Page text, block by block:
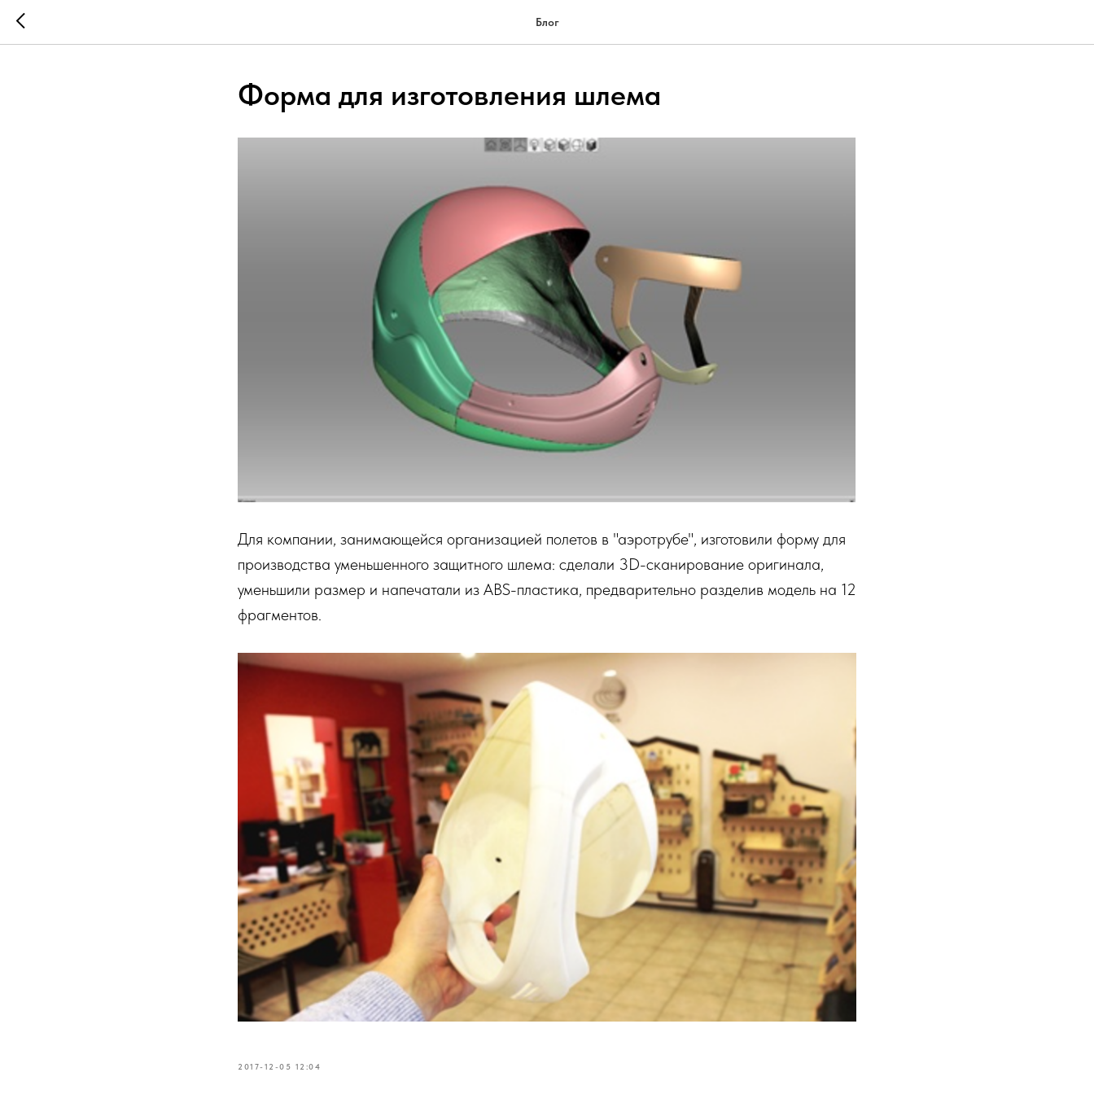
Блог
Форма для изготовления шлема
Для компании, занимающейся организацией полетов в "аэротрубе", изготовили форму для
производства уменьшенного защитного шлема: сделали 3D-сканирование оригинала,
уменьшили размер и напечатали из ABS-пластика, предварительно разделив модель на 12
фрагментов.
2017-12-05 12:04